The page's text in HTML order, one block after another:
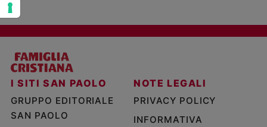
I SITI SAN PAOLO
GRUPPO EDITORIALE
SAN PAOLO
NOTE LEGALI
PRIVACY POLICY
INFORMATIVA